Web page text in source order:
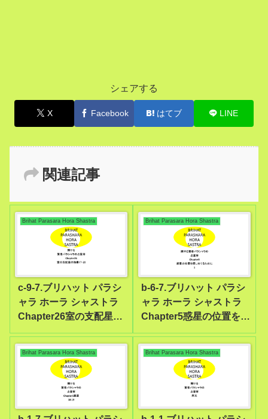
シェアする
X Facebook はてブ LINE
関連記事
Brihat Parasara Hora Shastra
c-9-7.ブリハット パラシ
ャラ ホーラ シャストラ
Chapter26室の支配星の
効果17-20
Brihat Parasara Hora Shastra
b-6-7.ブリハット パラシ
ャラ ホーラ シャストラ
Chapter5惑星の位置を探
し当てるために1
Brihat Parasara Hora Shastra Brihat Parasara Hora Shastra